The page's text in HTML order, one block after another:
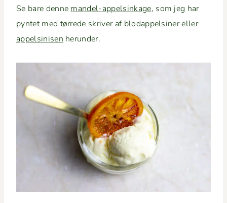
Se bare denne man­del-appelsink­age, som jeg har
pyn­tet med tørrede skriv­er af blo­dap­pelsin­er eller
appelsinisen herunder.